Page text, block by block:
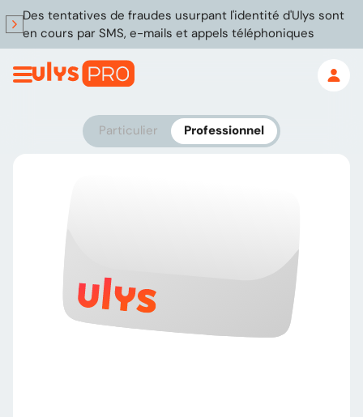
Des tentatives de fraudes usurpant l'identité d'Ulys sont
en cours par SMS, e-mails et appels téléphoniques
Particulier Professionnel